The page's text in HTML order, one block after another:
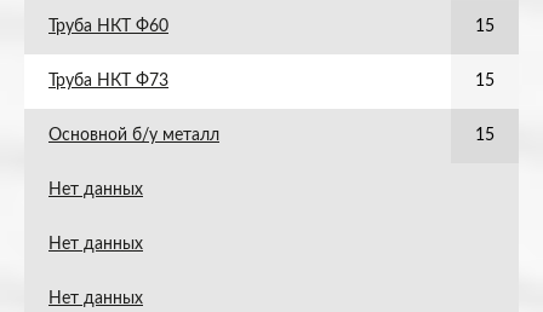
Труба НКТ Ф60 15
Труба НКТ Ф73 15
Основной б/у металл 15
Нет данных
Нет данных
Нет данных